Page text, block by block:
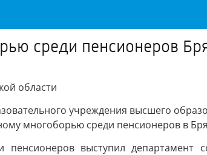
среди пенсионеров
области
учреждения высшего
многоборью среди пенсионеров в
выступил департамент